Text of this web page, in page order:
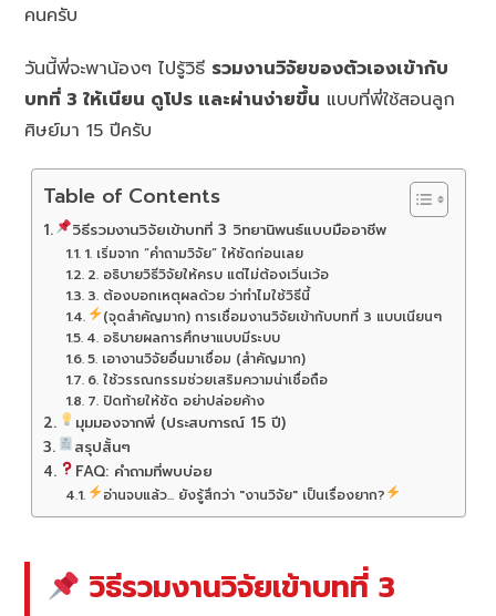
คนครับ
วันนี้พี่จะพาน้องๆ ไปรู้วิธี รวมงานวิจัยของตัวเองเข้ากับ
บทที่ 3 ให้เนียน ดูโปร และผ่านง่ายขึ้น แบบที่พี่ใช้สอนลูก
ศิษย์มา 15 ปีครับ
Table of Contents
วิธีรวมงานวิจัยเข้าบทที่ 3 วิทยานิพนธ์แบบมืออาชีพ
1. เริ่มจาก “คำถามวิจัย” ให้ชัดก่อนเลย
2. อธิบายวิธีวิจัยให้ครบ แต่ไม่ต้องเวิ่นเว้อ
3. ต้องบอกเหตุผลด้วย ว่าทำไมใช้วิธีนี้
(จุดสำคัญมาก) การเชื่อมงานวิจัยเข้ากับบทที่ 3 แบบเนียนๆ
4. อธิบายผลการศึกษาแบบมีระบบ
5. เอางานวิจัยอื่นมาเชื่อม (สำคัญมาก)
6. ใช้วรรณกรรมช่วยเสริมความน่าเชื่อถือ
7. ปิดท้ายให้ชัด อย่าปล่อยค้าง
มุมมองจากพี่ (ประสบการณ์ 15 ปี)
สรุปสั้นๆ
FAQ: คำถามที่พบบ่อย
อ่านจบแล้ว... ยังรู้สึกว่า "งานวิจัย" เป็นเรื่องยาก?
วิธีรวมงานวิจัยเข้าบทที่ 3